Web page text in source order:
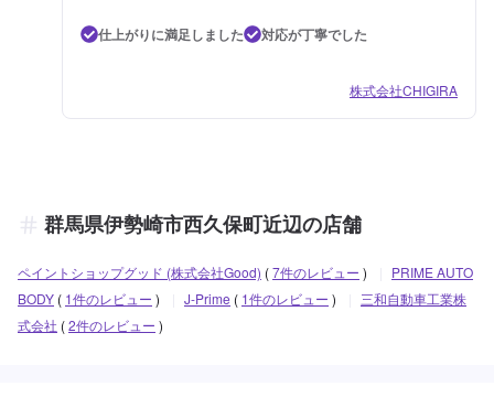
仕上がりに満足しました 対応が丁寧でした
株式会社CHIGIRA
群馬県伊勢崎市西久保町近辺の店舗
ペイントショップグッド (株式会社Good) (7件のレビュー )
PRIME AUTO
BODY ( 1件のレビュー ) J-Prime ( 1件のレビュー )
三和自動車工業株
式会社 (2件のレビュー )